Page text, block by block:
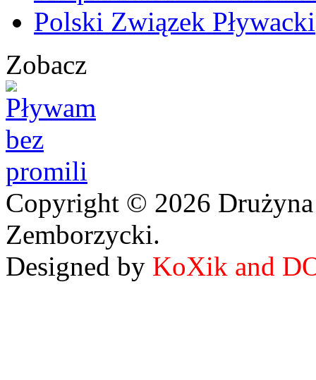
Polski Związek Pływacki
Zobacz
Copyright © 2026
Zemborzycki.
Designed by KoXik and